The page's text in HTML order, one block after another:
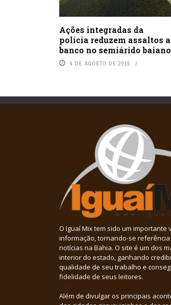
Ações integradas da
polícia reduzem assaltos a
banco no semiárido baiano
4 DE AGOSTO DE 2015
O Iguaí Mix tem sido um importante
informação, tornando-se
notícias na Bahia. O site é um dos
interior do estado, ganhando
qualidade de seu trabalho e
fidelidade de seus leitores.
Além de divulgar os principais